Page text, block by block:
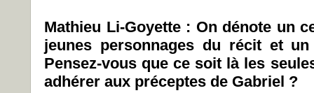
Mathieu Li-Goyette : On dénote un
jeunes personnages du récit et
Pensez-vous que ce soit là les
adhérer aux préceptes de Gabriel ?